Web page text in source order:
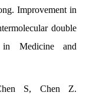
Improvement in
double
in Medicine and
S, Chen Z.